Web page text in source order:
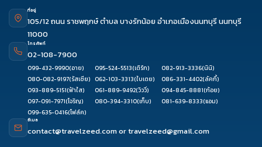
ที่อยู่
105/12 ถนน ราชพฤกษ์ ตำบล บางรักน้อย อำเภอเมืองนนทบุรี นนทบุรี
11000
โทรศัพท์
02-108-7900
099-432-9990(อาย) 095-524-5513(เติร์ก) 082-913-3336(นินิ)
080-082-9197(รัสเซีย) 062-103-3313(ใบเตย) 086-331-4402(ลัคกี้)
093-889-5151(ฟ้าใส) 061-889-9492(วิววี่) 094-845-8881(ก้อย)
097-091-7971(โจริญ) 080-394-3310(เก็บ) 081-639-8333(แอม)
099-635-0416(โฟล์ค)
อีเมล
contact@travelzeed.comortravelzeed@gmail.com